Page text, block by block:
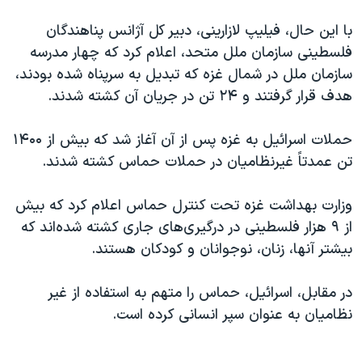
با این حال، فیلیپ لازارینی، دبیر کل آژانس پناهندگان
فلسطینی سازمان ملل متحد، اعلام کرد که چهار مدرسه
سازمان ملل در شمال غزه که تبدیل به سرپناه شده بودند،
هدف قرار گرفتند و ۲۴ تن در جریان آن کشته شدند.
حملات اسرائیل به غزه پس از آن آغاز شد که بیش از ۱۴۰۰
تن عمدتاً غیرنظامیان در حملات حماس کشته شدند.
وزارت بهداشت غزه تحت کنترل حماس اعلام کرد که بیش
از ۹ هزار فلسطینی در درگیری‌های جاری کشته شده‌اند که
بیشتر آنها، زنان، نوجوانان و کودکان هستند.
در مقابل، اسرائیل، حماس را متهم به استفاده از غیر
نظامیان به عنوان سپر انسانی کرده است.